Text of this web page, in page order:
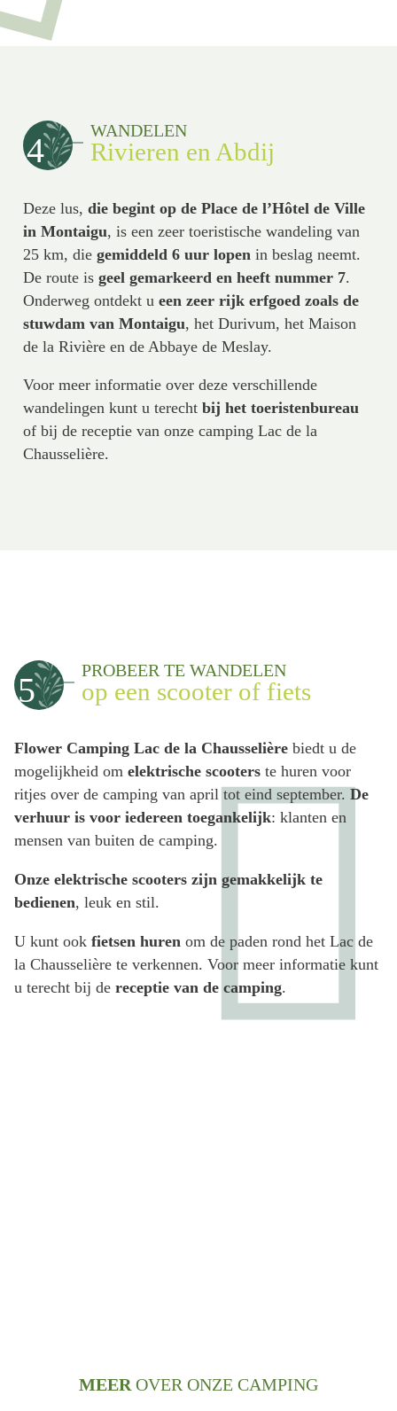
4 WANDELEN
Rivieren en Abdij
Deze lus, die begint op de Place de l’Hôtel de Ville
in Montaigu, is een zeer toeristische wandeling van
25 km, die gemiddeld 6 uur lopen in beslag neemt.
De route is geel gemarkeerd en heeft nummer 7.
Onderweg ontdekt u een zeer rijk erfgoed zoals de
stuwdam van Montaigu, het Durivum, het Maison
de la Rivière en de Abbaye de Meslay.
Voor meer informatie over deze verschillende
wandelingen kunt u terecht bij het toeristenbureau
of bij de receptie van onze camping Lac de la
Chausselière.
5 PROBEER TE WANDELEN
op een scooter of fiets
Flower Camping Lac de la Chausselière biedt u de
mogelijkheid om elektrische scooters te huren voor
ritjes over de camping van april tot eind september. De
verhuur is voor iedereen toegankelijk: klanten en
mensen van buiten de camping.
Onze elektrische scooters zijn gemakkelijk te
bedienen, leuk en stil.
U kunt ook fietsen huren om de paden rond het Lac de
la Chausselière te verkennen. Voor meer informatie kunt
u terecht bij de receptie van de camping.
MEER OVER ONZE CAMPING